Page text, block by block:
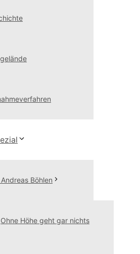
Böhlen
Ohne Höhe geht gar nichts